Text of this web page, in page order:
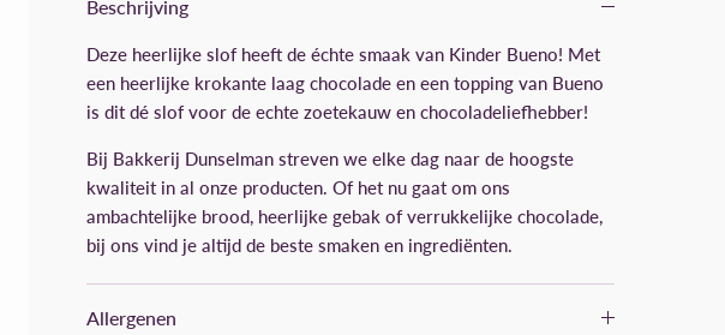
Beschrijving
Deze heerlijke slof heeft de échte smaak van Kinder Bueno! Met
een heerlijke krokante laag chocolade en een topping van Bueno
is dit dé slof voor de echte zoetekauw en chocoladeliefhebber!
Bij Bakkerij Dunselman streven we elke dag naar de hoogste
kwaliteit in al onze producten. Of het nu gaat om ons
ambachtelijke brood, heerlijke gebak of verrukkelijke chocolade,
bij ons vind je altijd de beste smaken en ingrediënten.
Allergenen